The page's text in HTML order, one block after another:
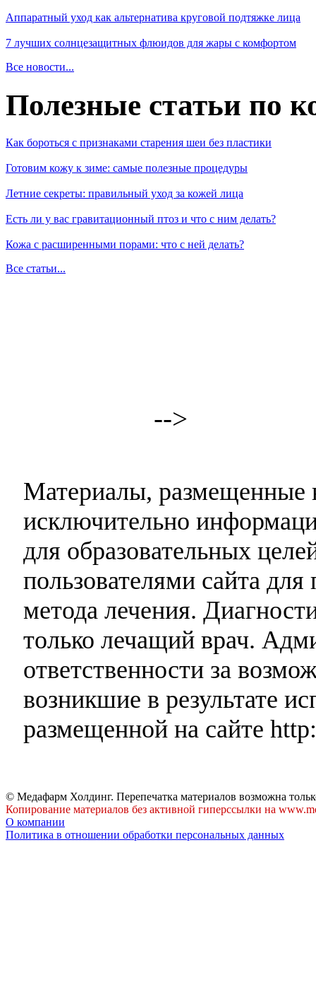
Аппаратный уход как альтернатива круговой подтяжке лица
7 лучших солнцезащитных флюидов для жары с комфортом
Все новости...
Полезные статьи по
Как бороться с признаками старения шеи без пластики
Готовим кожу к зиме: самые полезные процедуры
Летние секреты: правильный уход за кожей лица
Есть ли у вас гравитационный птоз и что с ним делать?
Кожа с расширенными порами: что с ней делать?
Все статьи...
-->
Материалы, размещенные
исключительно
для образовательных
пользователями сайта
метода лечения.
только лечащий врач.
ответственности за
возникшие в результате
размещенной на сайте
© Медафарм Холдинг. Перепечатка материалов возможна
Копирование материалов без активной гиперссылки на
О компании
Политика в отношении обработки персональных данных